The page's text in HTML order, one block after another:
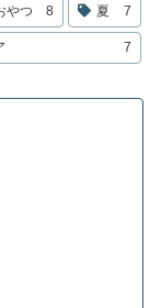
やつ 8 夏 7
7